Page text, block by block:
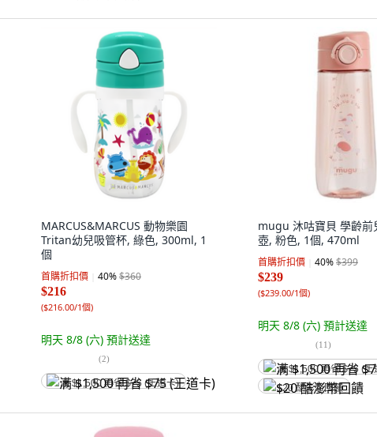
MARCUS&MARCUS 動物樂園
Tritan幼兒吸管杯, 綠色, 300ml, 1
個
首購折扣價 40%$360
$216
($216.00/1個)
明天 8/8 (六) 預計送達
(2)
满 $1,500 再省 $75 (王道卡)
mugu 沐咕寶貝 學齡前
壺, 粉色, 1個, 470ml
首購折扣價 40%$399
$239
($239.00/1個)
明天 8/8 (六) 預計送達
(11)
满 $1,500 再省 $75 (王
$20 酷澎幣回饋